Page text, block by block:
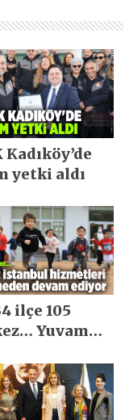
Kadıköy’de
yetki aldı
ilçe 105
Yuvamız
vermeden
ediyor